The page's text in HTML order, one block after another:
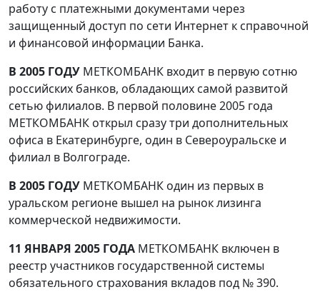
работу с платежными документами через
защищенный доступ по сети Интернет к справочной
и финансовой информации Банка.
В 2005 ГОДУ МЕТКОМБАНК входит в первую сотню
российских банков, обладающих самой развитой
сетью филиалов. В первой половине 2005 года
МЕТКОМБАНК открыл сразу три дополнительных
офиса в Екатеринбурге, один в Североуральске и
филиал в Волгограде.
В 2005 ГОДУ МЕТКОМБАНК один из первых в
уральском регионе вышел на рынок лизинга
коммерческой недвижимости.
11 ЯНВАРЯ 2005 ГОДА МЕТКОМБАНК включен в
реестр участников государственной системы
обязательного страхования вкладов под № 390.